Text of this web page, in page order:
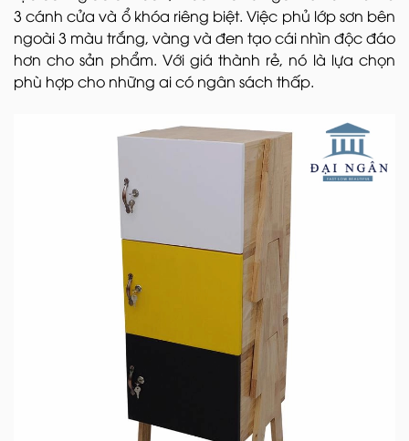
3 cánh cửa và ổ khóa riêng biệt. Việc phủ lớp sơn bên
ngoài 3 màu trắng, vàng và đen tạo cái nhìn độc đáo
hơn cho sản phẩm. Với giá thành rẻ, nó là lựa chọn
phù hợp cho những ai có ngân sách thấp.